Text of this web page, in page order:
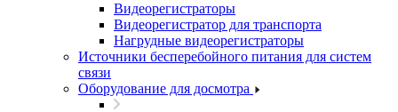
Видеорегистраторы
Видеорегистратор для транспорта
Нагрудные видеорегистраторы
Источники бесперебойного питания для систем
связи
Оборудование для досмотра